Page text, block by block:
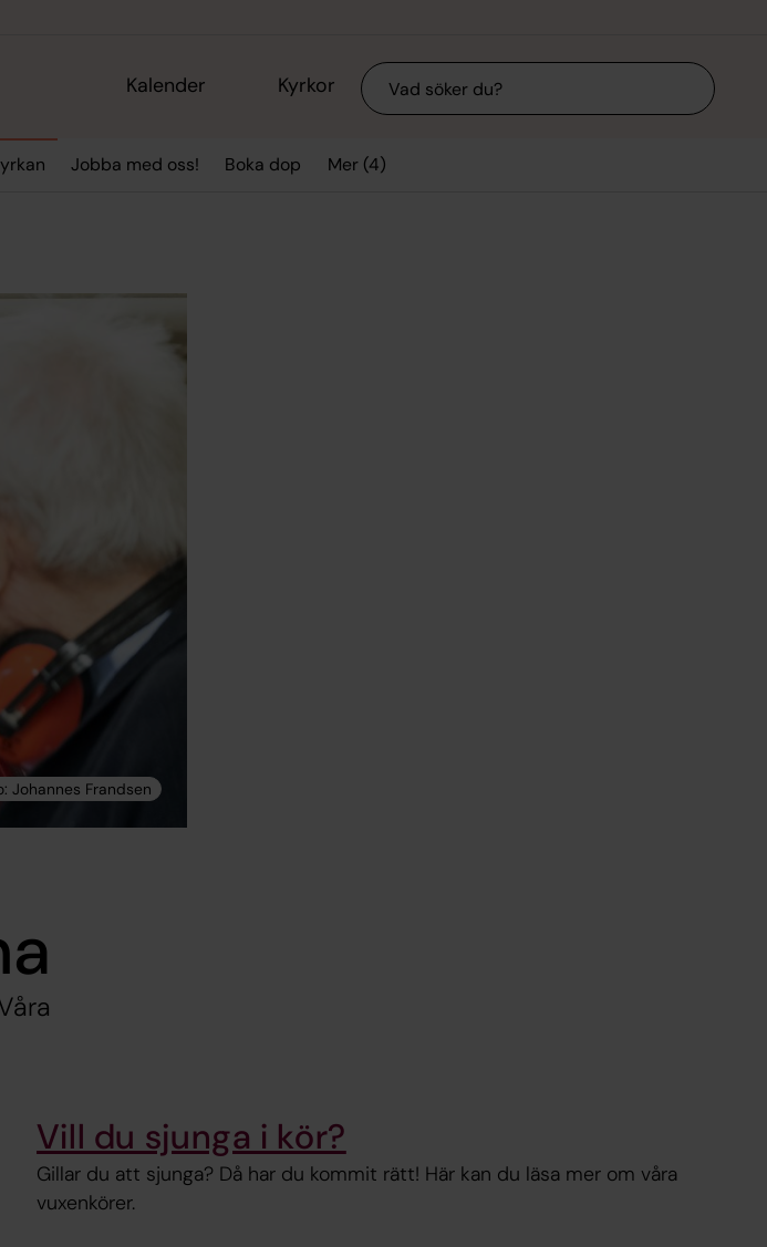
Kalender Kyrkor Sök
Jobba med oss! Boka dop Mer (4)
Vill du sjunga i kör?
Gillar du att sjunga? Då har du kommit rätt! Här kan du läsa mer om våra
vuxenkörer.